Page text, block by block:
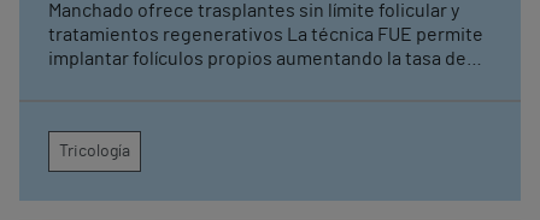
Manchado ofrece trasplantes sin límite folicular y
tratamientos regenerativos La técnica FUE permite
implantar folículos propios aumentando la tasa de
Tricología